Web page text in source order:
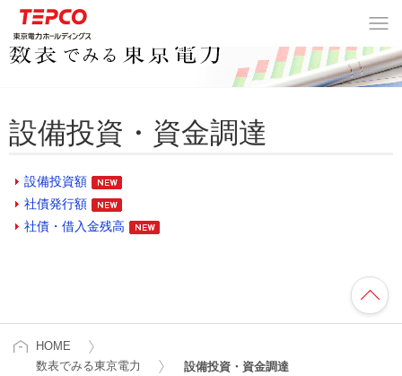
数表でみる東京電力
設備投資・資金調達
設備投資額
社債発行額
社債・借入金残高
HOME
数表でみる東京電力
設備投資・資金調達